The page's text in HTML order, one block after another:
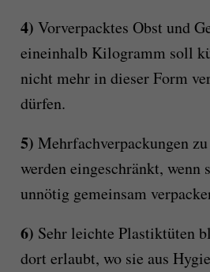
4) Vorverpacktes Obst und
eineinhalb Kilogramm soll
nicht mehr in dieser Form
dürfen.
5) Mehrfachverpackungen
werden eingeschränkt, wenn
unnötig gemeinsam
6) Sehr leichte Plastiktüten
dort erlaubt, wo sie aus